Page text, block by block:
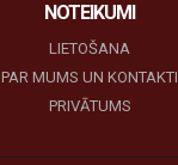
NOTEIKUMI
LIETOŠANA
PAR MUMS UN KONTAKTI
PRIVĀTUMS